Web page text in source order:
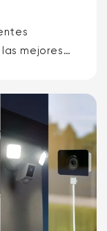
mejores